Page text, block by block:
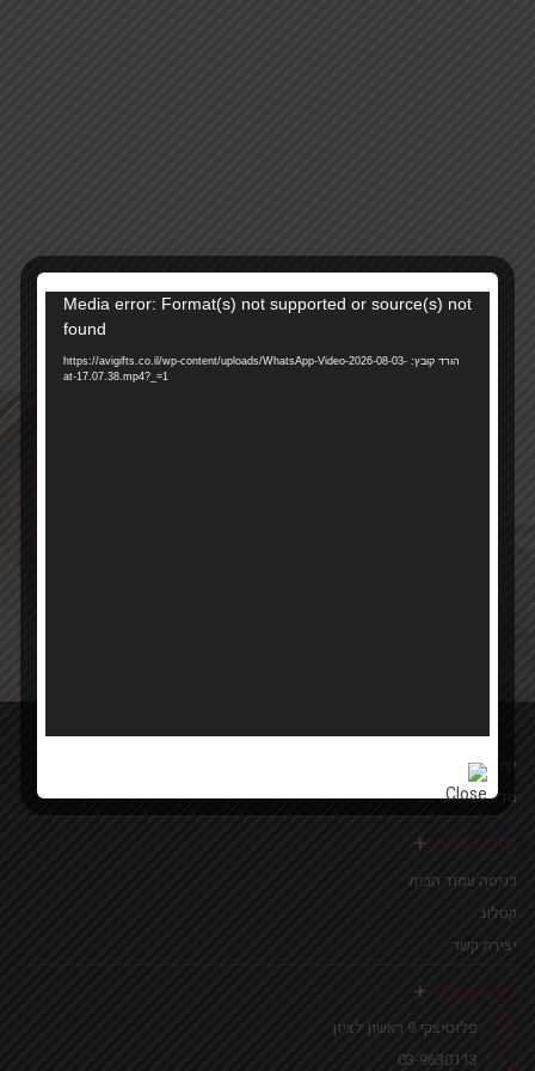
מק"ט: c145
מידע נוסף
יצירת קשר
מדיניות פרטיות
לינקים נפוצים
כניסה עמוד הבית
קטלוג
יצירת קשר
צרו איתנו קשר
פלוטיצקי 9 ראשון לציון
03-9630113
Media error: Format(s) not supported or source(s) not
found
הורד קובץ: https://avigifts.co.il/wp-content/uploads/WhatsApp-Video-2026-08-03-
at-17.07.38.mp4?_=1